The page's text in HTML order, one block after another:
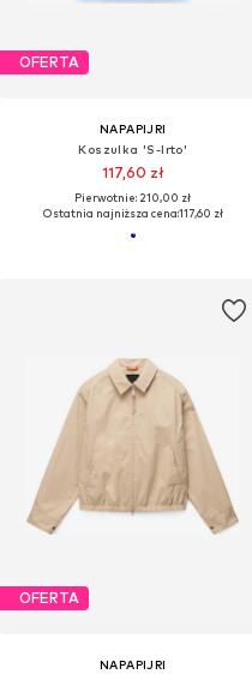
OFERTA
NAPAPIJRI
Koszulka 'S-Irto'
117,60 zł
Pierwotnie: 210,00 zł
Ostatnia najniższa cena:117,60 zł
OFERTA
NAPAPIJRI